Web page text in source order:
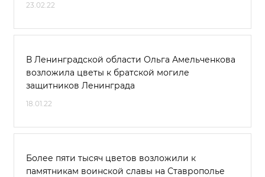
23.02.22
В Ленинградской области Ольга Амельченкова
возложила цветы к братской могиле
защитников Ленинграда
18.01.22
Более пяти тысяч цветов возложили к
памятникам воинской славы на Ставрополье